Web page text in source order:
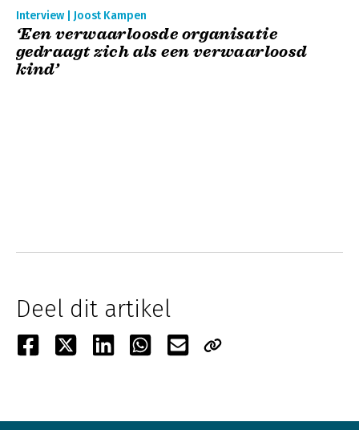
Interview | Joost Kampen
‘Een verwaarloosde organisatie
gedraagt zich als een verwaarloosd
kind’
Deel dit artikel